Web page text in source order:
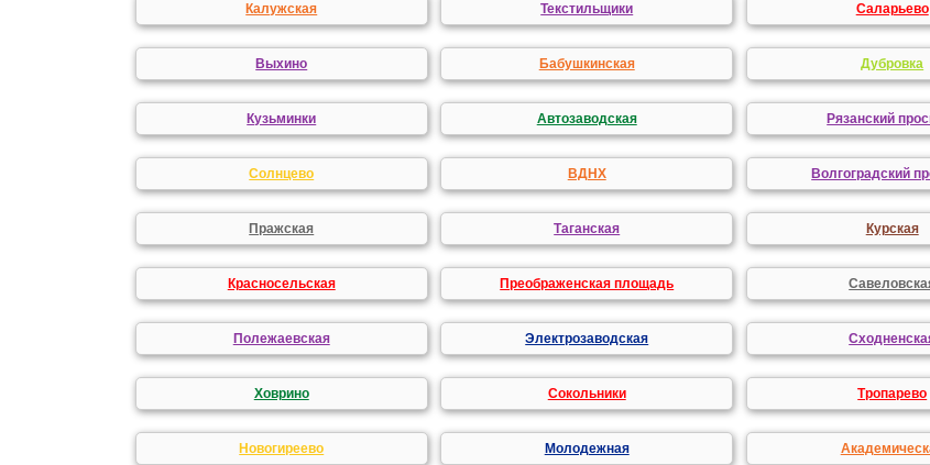
Калужская Текстильщики Саларьево
Выхино Бабушкинская Дубровка
Кузьминки Автозаводская Рязанский
Солнцево ВДНХ Волгоградский
Пражская Таганская Курская
Красносельская Преображенская площадь
Полежаевская Электрозаводская
Ховрино Сокольники Тропарево
Новогиреево Молодежная